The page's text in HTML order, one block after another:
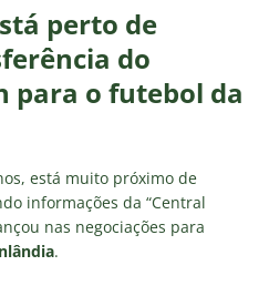
perto de
do
para o futebol da
está muito próximo de
informações da “Central
nas negociações para
.